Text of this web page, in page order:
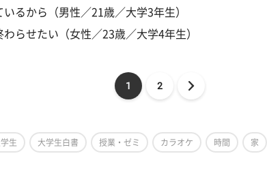
いるから（男性／21歳／大学3年生）
わらせたい（女性／23歳／大学4年生）
1 2
生 大学生白書 授業・ゼミ カラオケ 時間 家